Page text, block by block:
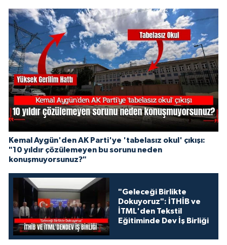
Kemal Aygün'den AK Parti'ye 'tabelasız okul' çıkışı:
"10 yıldır çözülemeyen bu sorunu neden
konuşmuyorsunuz?"
"Geleceği Birlikte
Dokuyoruz": İTHİB ve
İTML'den Tekstil
Eğitiminde Dev İş Birliği